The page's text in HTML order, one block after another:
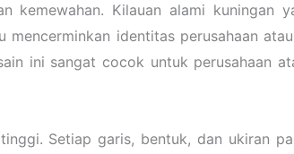
kemewahan. Kilauan alami kuningan
identitas perusahaan
ini sangat cocok untuk perusahaan
Setiap garis, bentuk, dan ukiran